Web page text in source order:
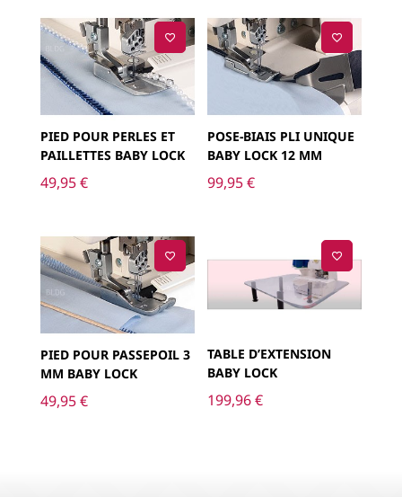
PIED POUR PERLES ET
PAILLETTES BABY LOCK
49,95€
POSE-BIAIS PLI UNIQUE
BABY LOCK 12 MM
99,95€
PIED POUR PASSEPOIL 3
MM BABY LOCK
49,95€
TABLE D’EXTENSION
BABY LOCK
199,96€